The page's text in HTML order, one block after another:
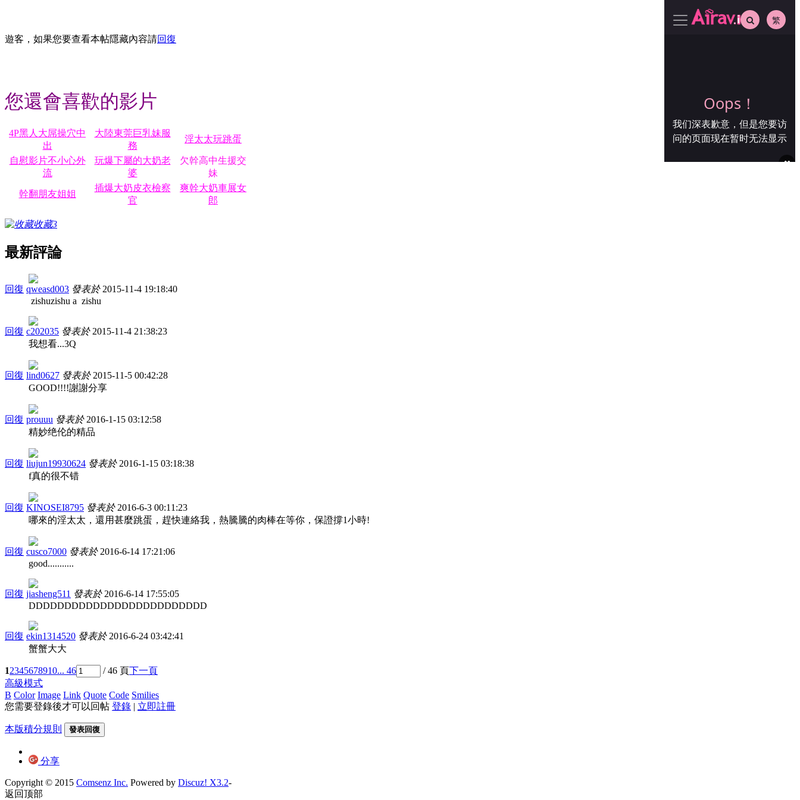
遊客，如果您要查看本帖隱藏內容請回復
您還會喜歡的影片
4P黑人大屌操穴中
出
大陸東莞巨乳妹服
務
淫太太玩跳蛋
自慰影片不小心外
流
玩爆下屬的大奶老
婆
欠幹高中生援交
妹
幹翻朋友姐姐
插爆大奶皮衣檢察
官
爽幹大奶車展女
郎
收藏3
最新評論
回復 qweasd003 發表於 2015-11-4 19:18:40
zishuzishu a zishu
回復 c202035 發表於 2015-11-4 21:38:23
我想看...3Q
回復 lind0627 發表於 2015-11-5 00:42:28
GOOD!!!!謝謝分享
回復 prouuu 發表於 2016-1-15 03:12:58
精妙绝伦的精品
回復 liujun19930624 發表於 2016-1-15 03:18:38
f真的很不错
回復 KINOSEI8795 發表於 2016-6-3 00:11:23
哪來的淫太太，還用甚麼跳蛋，趕快連絡我，熱騰騰的肉棒在等你，保證撐1小時!
回復 cusco7000 發表於 2016-6-14 17:21:06
good...........
回復 jiasheng511 發表於 2016-6-14 17:55:05
DDDDDDDDDDDDDDDDDDDDDDDDD
回復 ekin1314520 發表於 2016-6-24 03:42:41
蟹蟹大大
12345678910... 46 / 46 頁下一頁
高級模式
B Color Image Link Quote Code Smilies
您需要登錄後才可以回帖 登錄 | 立即註冊
本版積分規則 發表回復
分享
Copyright © 2015 Comsenz Inc. Powered by Discuz! X3.2-
返回顶部